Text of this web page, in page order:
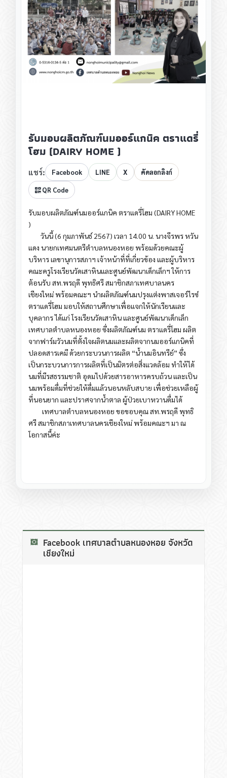
รับมอบผลิตภัณฑ์นมออร์แกนิค ตราแดรี่
โฮม (DAIRY HOME )
แชร์: Facebook LINE X คัดลอกลิงก์
QR Code
รับมอบผลิตภัณฑ์นมออร์แกนิค ตราแดรี่โฮม (DAIRY HOME
)
วันนี้ (6 กุมภาพันธ์ 2567) เวลา 14.00 น. นางจีรพร หวัน
แดง นายกเทศมนตรีตำบลหนองหอย พร้อมด้วยคณะผู้
บริหาร เลขานุการสภาฯ เจ้าหน้าที่ที่เกี่ยวข้อง และผู้บริหาร
คณะครูโรงเรียนวัดเสาหินและศูนย์พัฒนาเด็กเล็กฯ ให้การ
ต้อนรับ สท.พรฤดี พุทธิศรี สมาชิกสภาเทศบาลนคร
เชียงใหม่ พร้อมคณะฯ นำผลิตภัณฑ์นมปรุงแต่งพาสเจอร์ไรซ์
ตราแดรี่โฮม มอบให้สถานศึกษาเพื่อแจกให้นักเรียนและ
บุคลากร ได้แก่ โรงเรียนวัดเสาหิน และศูนย์พัฒนาเด็กเล็ก
เทศบาลตำบลหนองหอย ซึ่งผลิตภัณฑ์นม ตราแดรี่โฮม ผลิต
จากฟาร์มวัวนมที่ตั้งใจผลิตนมและผลิตจากนมออร์แกนิคที่
ปลอดสารเคมี ด้วยกระบวนการผลิต “น้ำนมอินทรีย์” ซึ่ง
เป็นกระบวนการการผลิตที่เป็นมิตรต่อสิ่งแวดล้อม ทำให้ได้
นมที่มีรสธรรมชาติ อุดมไปด้วยสารอาหารครบถ้วน และเป็น
นมพร้อมดื่มที่ช่วยให้ดื่มแล้วนอนหลับสบาย เพื่อช่วยเหลือผู้
ที่นอนยาก และปราศจากน้ำตาล ผู้ป่วยเบาหวานดื่มได้
เทศบาลตำบลหนองหอย ขอขอบคุณ สท.พรฤดี พุทธิ
ศรี สมาชิกสภาเทศบาลนครเชียงใหม่ พร้อมคณะฯ มา ณ
โอกาสนี้ค่ะ
Facebook เทศบาลตำบลหนองหอย จังหวัด
เชียงใหม่